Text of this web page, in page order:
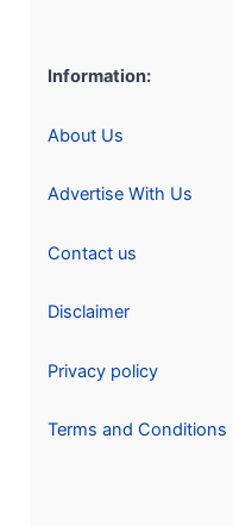
Information:
About Us
Advertise With Us
Contact us
Disclaimer
Privacy policy
Terms and Conditions